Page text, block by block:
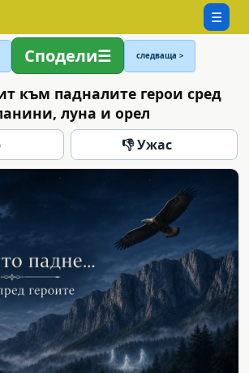
☰
Сподели следваща >
към падналите герои сред
луна и орел
👎 Ужас